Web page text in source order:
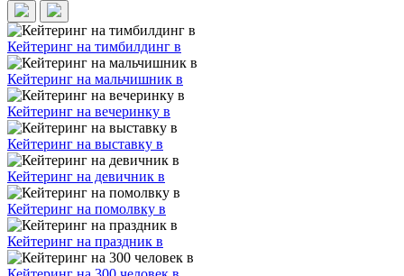
Кейтеринг на тимбилдинг в
Кейтеринг на мальчишник в
Кейтеринг на вечеринку в
Кейтеринг на выставку в
Кейтеринг на девичник в
Кейтеринг на помолвку в
Кейтеринг на праздник в